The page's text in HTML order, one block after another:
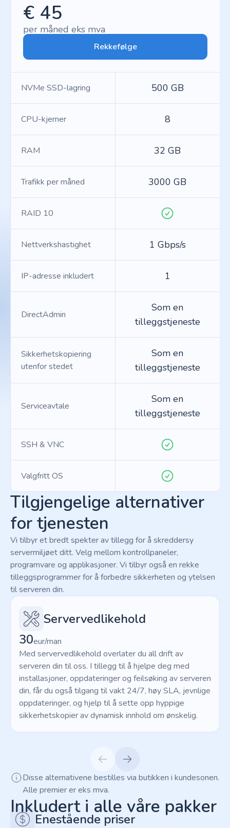
€ 45
per måned eks mva
Rekkefølge
NVMe SSD-lagring 500 GB
CPU-kjerner 8
RAM 32 GB
Trafikk per måned 3000 GB
RAID 10
Nettverkshastighet 1 Gbps/s
IP-adresse inkludert 1
DirectAdmin
Som en
tilleggstjeneste
Sikkerhetskopiering
utenfor stedet
Som en
tilleggstjeneste
Serviceavtale
Som en
tilleggstjeneste
SSH & VNC
Valgfritt OS
Tilgjengelige alternativer
for tjenesten
Vi tilbyr et bredt spekter av tillegg for å skreddersy
servermiljøet ditt. Velg mellom kontrollpaneler,
programvare og applikasjoner. Vi tilbyr også en rekke
tilleggsprogrammer for å forbedre sikkerheten og ytelsen
til serveren din.
Servervedlikehold
30eur/man
Med servervedlikehold overlater du all drift av
serveren din til oss. I tillegg til å hjelpe deg med
installasjoner, oppdateringer og feilsøking av serveren
din, får du også tilgang til vakt 24/7, høy SLA, jevnlige
oppdateringer, og hjelp til å sette opp hyppige
sikkerhetskopier av dynamisk innhold om ønskelig.
Disse alternativene bestilles via butikken i kundesonen.
Alle premier er eks mva.
Inkludert i alle våre pakker
Enestående priser